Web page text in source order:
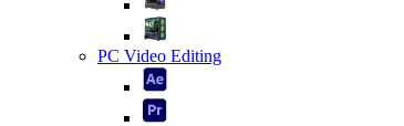
PC Video Editing